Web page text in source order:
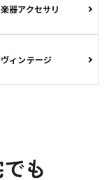
楽器アクセサリ
ヴィンテージ